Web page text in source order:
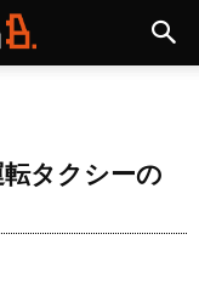
タクシーの